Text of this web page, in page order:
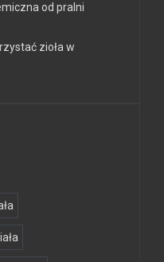
od pralni
zioła w